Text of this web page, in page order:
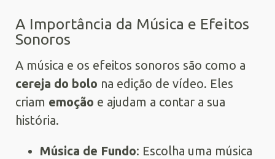
A Importância da Música e Efeitos
Sonoros
A música e os efeitos sonoros são como a
cereja do bolo na edição de vídeo. Eles
criam emoção e ajudam a contar a sua
história.
Música de Fundo: Escolha uma música